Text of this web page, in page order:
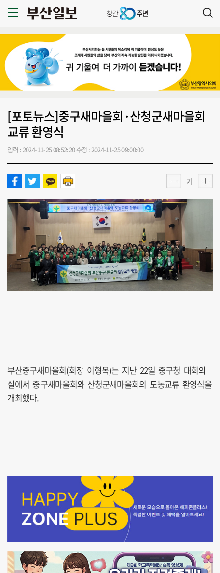
[포토뉴스]중구새마을회·산청군새마을회
교류 환영식
입력 : 2024-11-25 08:52:20수정 : 2024-11-25 09:00:00
가
부산중구새마을회(회장 이형목)는 지난 22일 중구청 대회의
실에서 중구새마을회와 산청군새마을회의 도농교류 환영식을
개최했다.